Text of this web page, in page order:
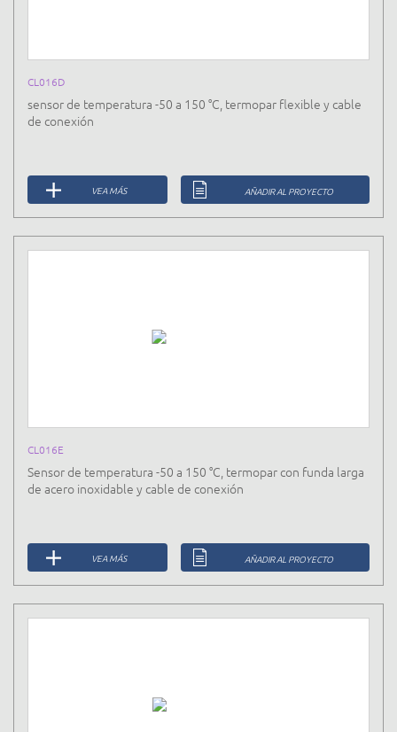
CL016D
sensor de temperatura -50 a 150 °C, termopar flexible y cable
de conexión
VEA MÁS AÑADIR AL PROYECTO
CL016E
Sensor de temperatura -50 a 150 °C, termopar con funda larga
de acero inoxidable y cable de conexión
VEA MÁS AÑADIR AL PROYECTO